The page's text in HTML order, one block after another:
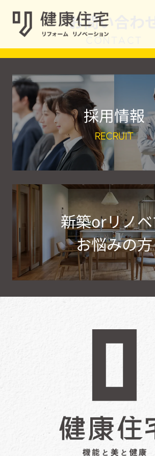
お問い合わせ
採用情報
RECRUIT
新築orリノ
お悩みの方